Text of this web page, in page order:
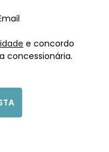
e concordo
concessionária.